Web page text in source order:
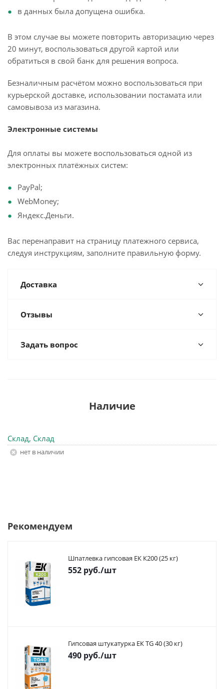
в данных была допущена ошибка.
В этом случае вы можете повторить авторизацию через
20 минут, воспользоваться другой картой или
обратиться в свой банк для решения вопроса.
Безналичным расчётом можно воспользоваться при
курьерской доставке, использовании постамата или
самовывоза из магазина.
Электронные системы
Для оплаты вы можете воспользоваться одной из
электронных платёжных систем:
PayPal;
WebMoney;
Яндекс.Деньги.
Вас перенаправит на страницу платежного сервиса,
следуя инструкциям, заполните правильную форму.
Доставка
Отзывы
Задать вопрос
Наличие
Склад, Склад
Нет в наличии
Рекомендуем
Шпатлевка гипсовая ЕК К200 (25 кг)
552 руб./шт
Гипсовая штукатурка ЕК TG 40 (30 кг)
490 руб./шт